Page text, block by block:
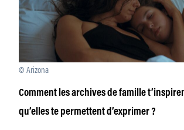
© Arizona
Comment les archives de famille
qu’elles te permettent d’exprimer ?